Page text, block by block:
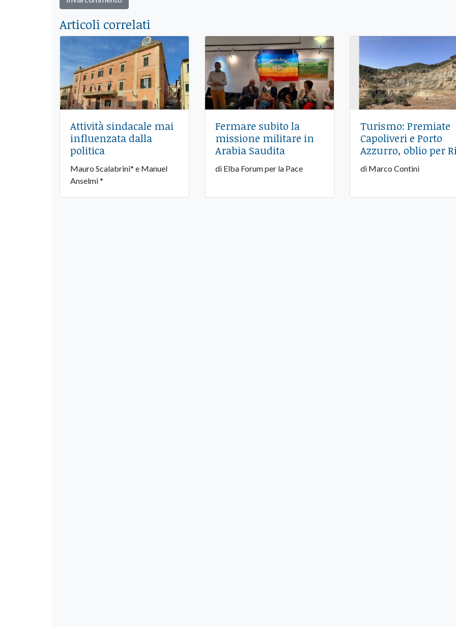
Articoli correlati
Attività sindacale mai
influenzata dalla
politica
Mauro Scalabrini* e Manuel
Anselmi *
Fermare subito la
missione militare in
Arabia Saudita
di Elba Forum per la Pace
Turismo: Premiate
Capoliveri e Porto
Azzurro, oblio per
di Marco Contini